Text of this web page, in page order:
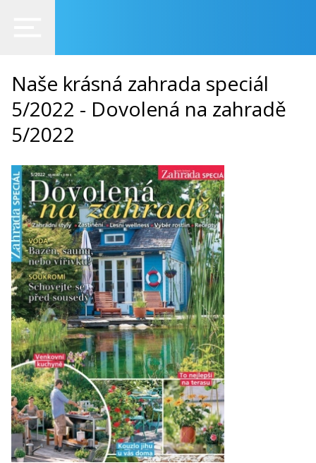
Naše krásná zahrada speciál
5/2022 - Dovolená na zahradě
5/2022